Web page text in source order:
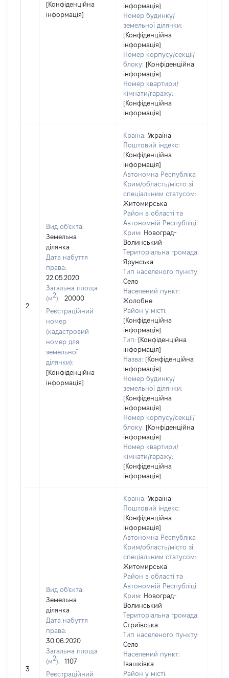
[Конфіденційна
інформація]
інформація]
Номер будинку/
земельної ділянки:
[Конфіденційна
інформація]
Номер корпусу/секції/
блоку: [Конфіденційна
інформація]
Номер квартири/
кімнати/гаражу:
[Конфіденційна
інформація]
2
Вид об'єкта:
Земельна
ділянка
Дата набуття
права:
22.05.2020
Загальна площа
(м2):
20000
Реєстраційний
номер
(кадастровий
номер для
земельної
ділянки):
[Конфіденційна
інформація]
Країна: Україна
Поштовий індекс:
[Конфіденційна
інформація]
Автономна Республіка
Крим/область/місто зі
спеціальним статусом:
Житомирська
Район в області та
Автономній Республіці
Крим: Новоград-
Волинський
Територіальна громада:
Ярунська
Тип населеного пункту:
Село
Населений пункт:
Жолобне
Район у місті:
[Конфіденційна
інформація]
Тип: [Конфіденційна
інформація]
Назва: [Конфіденційна
інформація]
Номер будинку/
земельної ділянки:
[Конфіденційна
інформація]
Номер корпусу/секції/
блоку: [Конфіденційна
інформація]
Номер квартири/
кімнати/гаражу:
[Конфіденційна
інформація]
3
Вид об'єкта:
Земельна
ділянка
Дата набуття
права:
30.06.2020
Загальна площа
(м2):
1107
Реєстраційний
Країна: Україна
Поштовий індекс:
[Конфіденційна
інформація]
Автономна Республіка
Крим/область/місто зі
спеціальним статусом:
Житомирська
Район в області та
Автономній Республіці
Крим: Новоград-
Волинський
Територіальна громада:
Стриївська
Тип населеного пункту:
Село
Населений пункт:
Івашківка
Район у місті: